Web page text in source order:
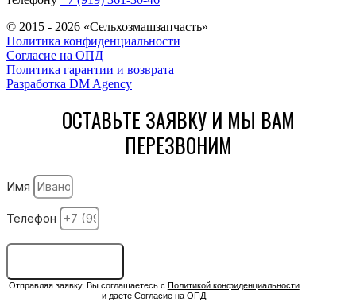
© 2015 - 2026 «Сельхозмашзапчасть»
Политика конфиденциальности
Согласие на ОПД
Политика гарантии и возврата
Разработка DM Agency
ОСТАВЬТЕ ЗАЯВКУ И МЫ ВАМ
ПЕРЕЗВОНИМ
Имя
Телефон
Отправляя заявку, Вы соглашаетесь с Политикой конфиденциальности
и даетеСогласие на ОПД